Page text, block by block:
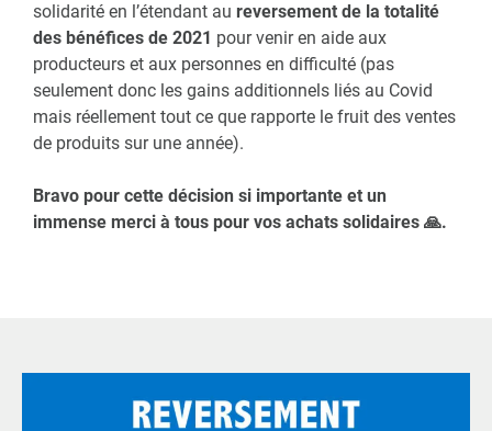
solidarité en l’étendant au reversement de la totalité
des bénéfices de 2021 pour venir en aide aux
producteurs et aux personnes en difficulté (pas
seulement donc les gains additionnels liés au Covid
mais réellement tout ce que rapporte le fruit des ventes
de produits sur une année).
Bravo pour cette décision si importante et un
immense merci à tous pour vos achats solidaires 🙏.